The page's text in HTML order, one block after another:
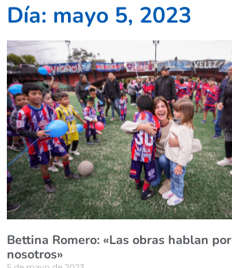
Día: mayo 5, 2023
Bettina Romero: «Las obras hablan por
nosotros»